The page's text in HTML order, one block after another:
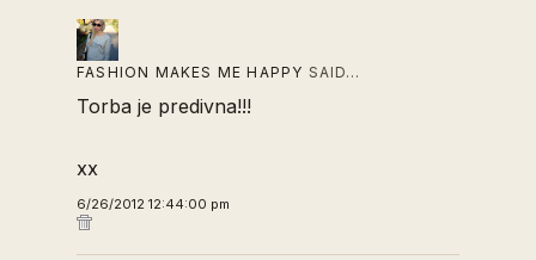
FASHION MAKES ME HAPPY SAID…
Torba je predivna!!!
xx
6/26/2012 12:44:00 pm